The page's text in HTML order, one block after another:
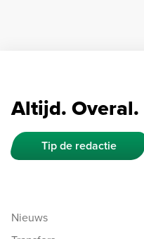
Altijd. Overal.
Tip de redactie
Nieuws